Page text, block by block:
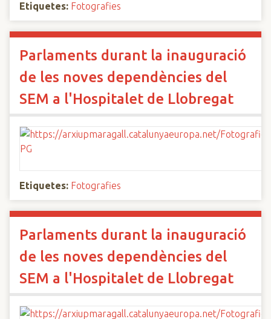
Etiquetes: Fotografies
Parlaments durant la inauguració
de les noves dependències del
SEM a l'Hospitalet de Llobregat
Etiquetes: Fotografies
Parlaments durant la inauguració
de les noves dependències del
SEM a l'Hospitalet de Llobregat